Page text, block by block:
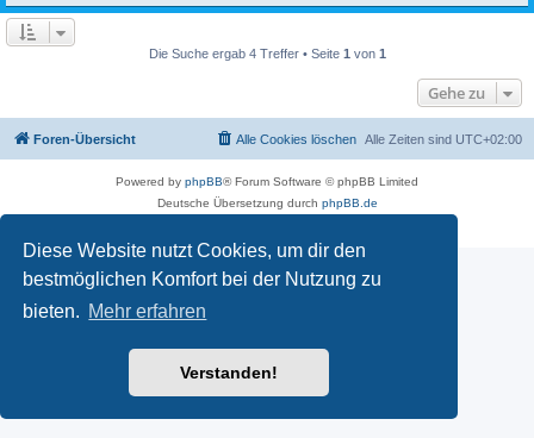
Diese Website nutzt Cookies, um dir den
bestmöglichen Komfort bei der Nutzung zu
bieten. Mehr erfahren
Verstanden!
Die Suche ergab 4 Treffer • Seite 1 von 1
Gehe zu
Foren-Übersicht Alle Zeiten sind UTC+02:00
Alle Cookies löschen
Powered by phpBB® Forum Software © phpBB Limited
Deutsche Übersetzung durch phpBB.de